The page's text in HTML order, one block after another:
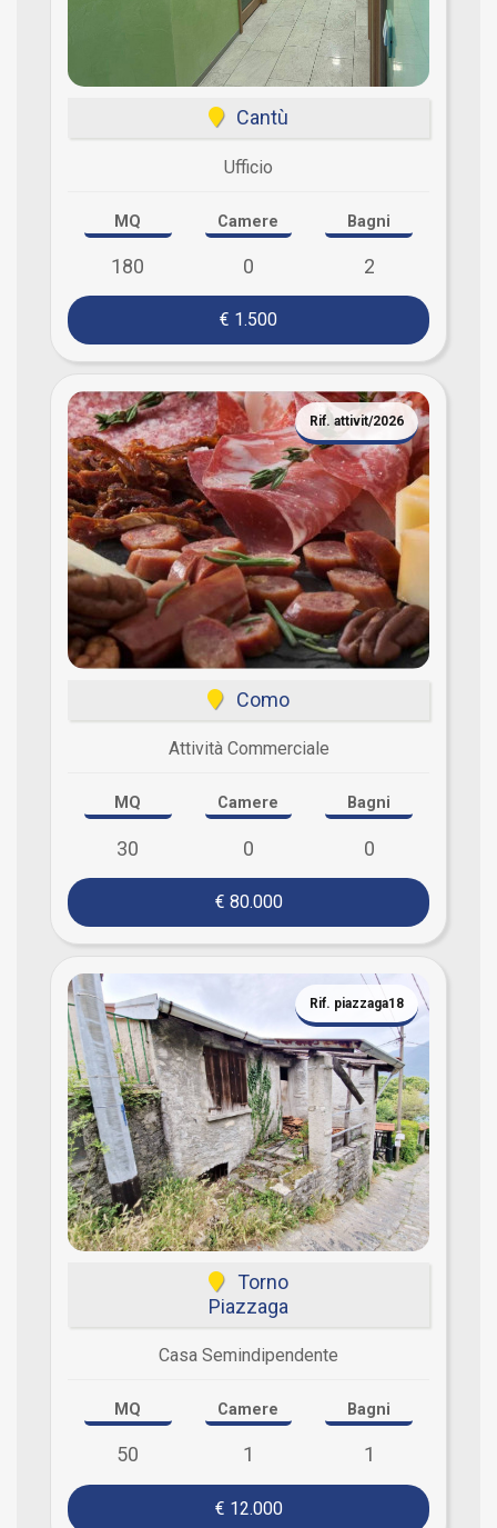
Cantù
Ufficio
MQ
180
Camere
0
Bagni
2
€ 1.500
Rif. attivit/2026
Como
Attività Commerciale
MQ
30
Camere
0
Bagni
0
€ 80.000
Rif. piazzaga18
Torno
Piazzaga
Casa Semindipendente
MQ
50
Camere
1
Bagni
1
€ 12.000